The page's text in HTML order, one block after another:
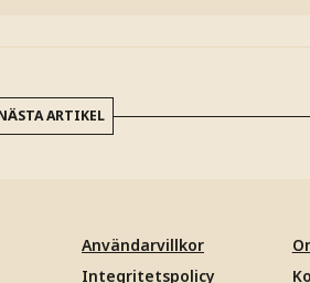
ARTIKEL
Användarvillkor
Integritetspolicy